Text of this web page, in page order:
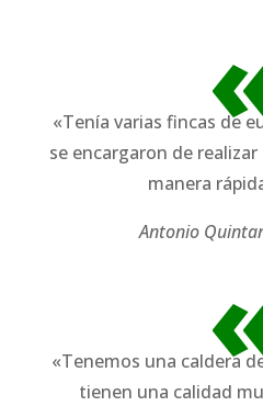
«Tenía varias fincas de
se encargaron de
manera
Antonio
«Tenemos una caldera
tienen una calidad